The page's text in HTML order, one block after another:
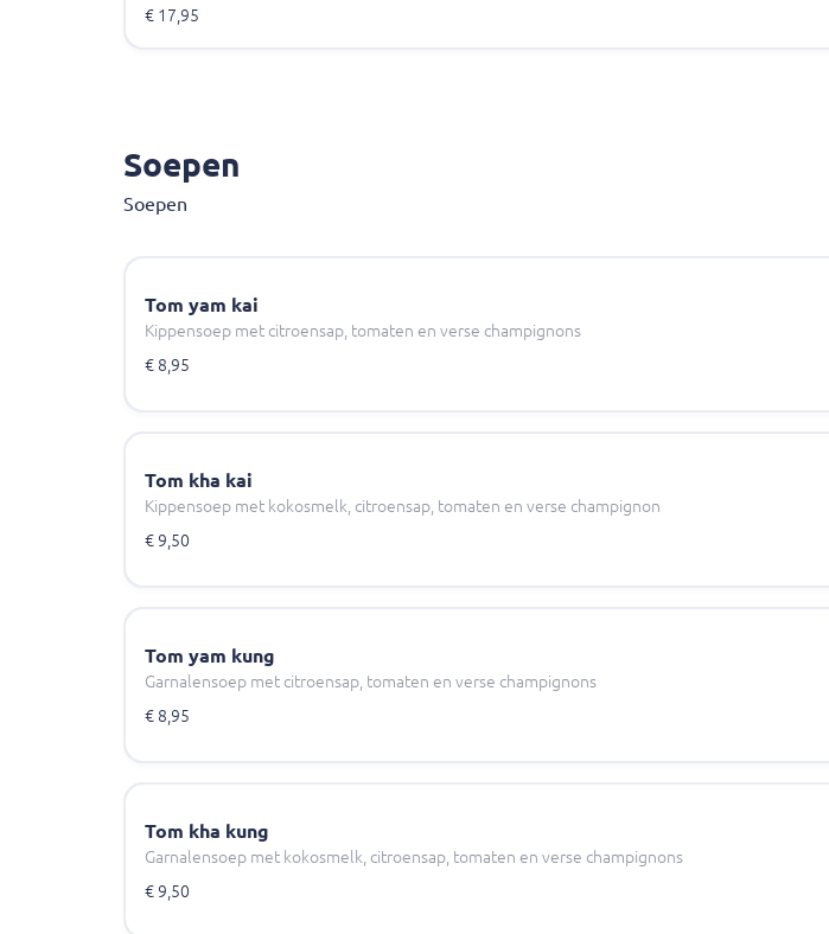
€ 17,95
Soepen
Soepen
Tom yam kai
Kippensoep met citroensap, tomaten en verse champignons
€ 8,95
Tom kha kai
Kippensoep met kokosmelk, citroensap, tomaten en verse champignon
€ 9,50
Tom yam kung
Garnalensoep met citroensap, tomaten en verse champignons
€ 8,95
Tom kha kung
Garnalensoep met kokosmelk, citroensap, tomaten en verse champignons
€ 9,50